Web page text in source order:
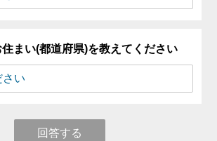
まい(都道府県)を教えてください
回答する